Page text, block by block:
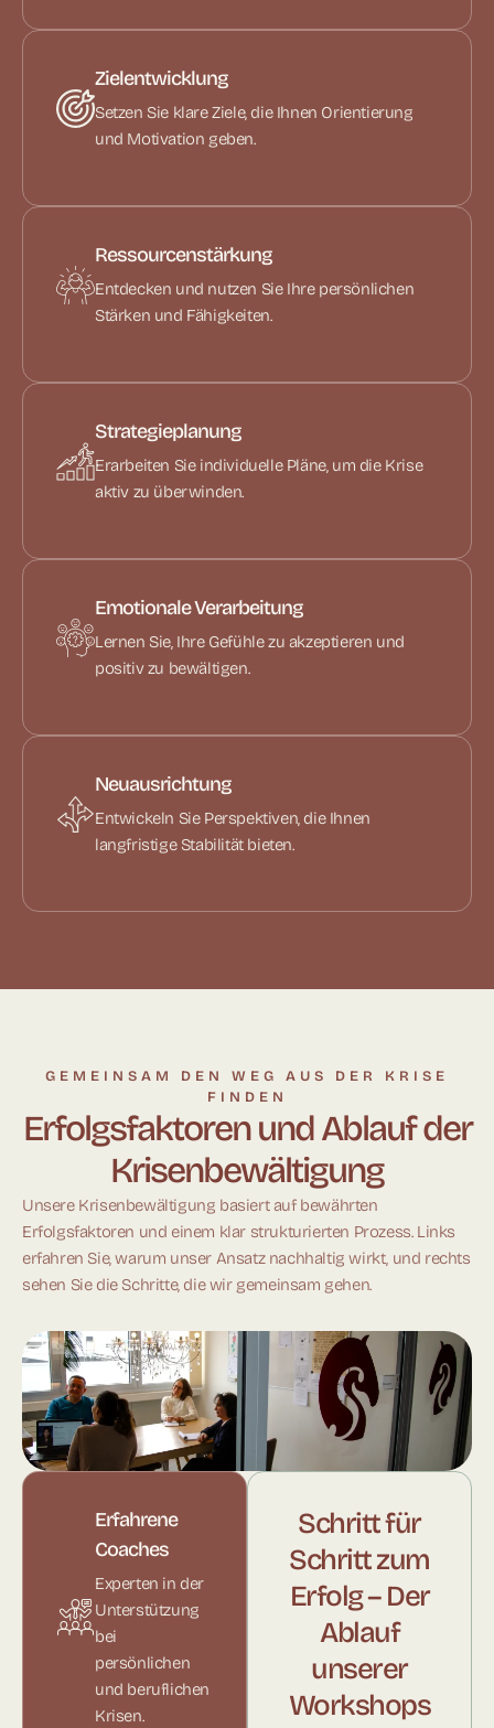
Zielentwicklung
Setzen Sie klare Ziele, die Ihnen Orientierung
und Motivation geben.
Ressourcenstärkung
Entdecken und nutzen Sie Ihre persönlichen
Stärken und Fähigkeiten.
Strategieplanung
Erarbeiten Sie individuelle Pläne, um die Krise
aktiv zu überwinden.
Emotionale Verarbeitung
Lernen Sie, Ihre Gefühle zu akzeptieren und
positiv zu bewältigen.
Neuausrichtung
Entwickeln Sie Perspektiven, die Ihnen
langfristige Stabilität bieten.
GEMEINSAM DEN WEG AUS DER KRISE
FINDEN
Erfolgsfaktoren und Ablauf der
Krisenbewältigung
Unsere Krisenbewältigung basiert auf bewährten
Erfolgsfaktoren und einem klar strukturierten Prozess. Links
erfahren Sie, warum unser Ansatz nachhaltig wirkt, und rechts
sehen Sie die Schritte, die wir gemeinsam gehen.
Erfahrene
Coaches
Experten in der
Unterstützung
bei
persönlichen
und beruflichen
Krisen.
Schritt für
Schritt zum
Erfolg – Der
Ablauf
unserer
Workshops